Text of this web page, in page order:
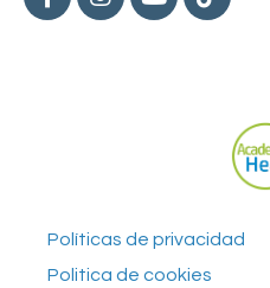
Políticas de privacidad
Politica de cookies